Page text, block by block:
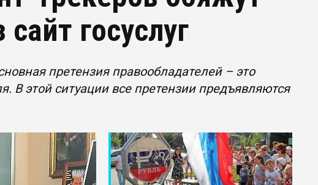
госуслуг
претензия правообладателей – это
В этой ситуации все претензии предъявляются